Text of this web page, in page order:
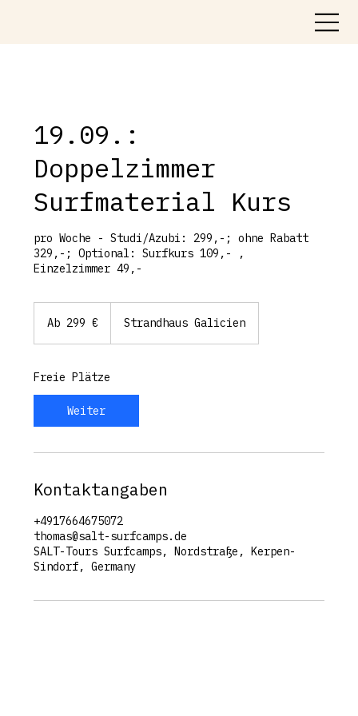
19.09.:
Doppelzimmer
Surfmaterial Kurs
pro Woche - Studi/Azubi: 299,-; ohne Rabatt
329,-; Optional: Surfkurs 109,- ,
Einzelzimmer 49,-
EuroAb 299 € Strandhaus Galicien
Freie Plätze
Weiter
Kontaktangaben
+4917664675072
thomas@salt-surfcamps.de
SALT-Tours Surfcamps, Nordstraße, Kerpen-
Sindorf, Germany